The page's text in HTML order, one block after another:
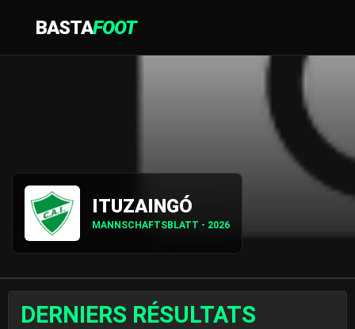
BASTAFOOT
ITUZAINGÓ
MANNSCHAFTSBLATT - 2026
DERNIERS RÉSULTATS